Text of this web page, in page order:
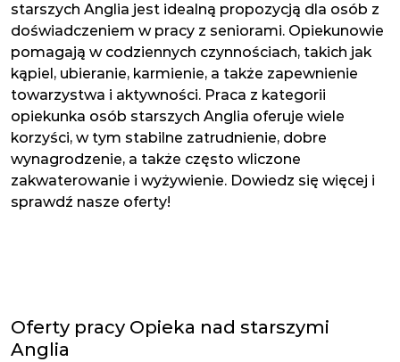
starszych Anglia jest idealną propozycją dla osób z
doświadczeniem w pracy z seniorami. Opiekunowie
pomagają w codziennych czynnościach, takich jak
kąpiel, ubieranie, karmienie, a także zapewnienie
towarzystwa i aktywności. Praca z kategorii
opiekunka osób starszych Anglia oferuje wiele
korzyści, w tym stabilne zatrudnienie, dobre
wynagrodzenie, a także często wliczone
zakwaterowanie i wyżywienie. Dowiedz się więcej i
sprawdź nasze oferty!
Oferty pracy Opieka nad starszymi
Anglia